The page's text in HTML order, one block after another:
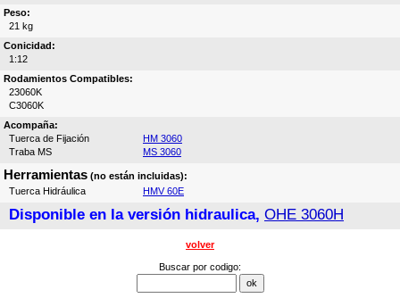
Peso:
21 kg
Conicidad:
1:12
Rodamientos Compatibles:
23060K
C3060K
Acompaña:
Tuerca de Fijación
HM 3060
Traba MS
MS 3060
Herramientas (no están incluidas):
Tuerca Hidráulica
HMV 60E
Disponible en la versión hidraulica, OHE 3060H
volver
Buscar por codigo: